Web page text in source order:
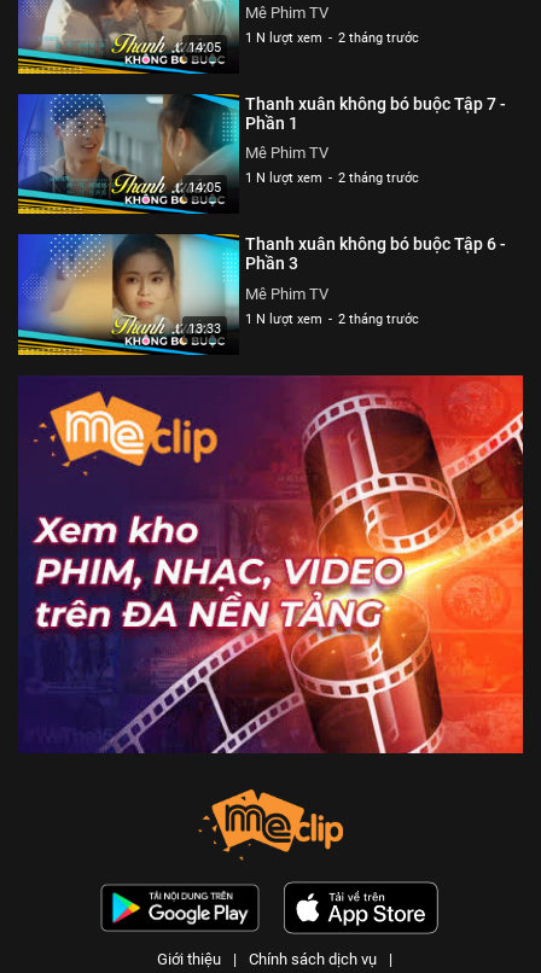
14:05
Mê Phim TV
1 N lượt xem - 2 tháng trước
14:05
Thanh xuân không bó buộc Tập 7 -
Phần 1
Mê Phim TV
1 N lượt xem - 2 tháng trước
13:33
Thanh xuân không bó buộc Tập 6 -
Phần 3
Mê Phim TV
1 N lượt xem - 2 tháng trước
Giới thiệu | Chính sách dịch vụ |